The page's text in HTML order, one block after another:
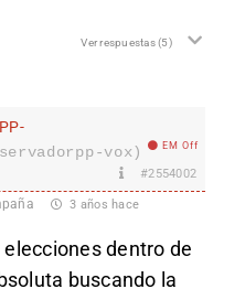
Ver respuestas(5)
vox) EM Off
#2554002
3 años hace
dentro de
buscando la